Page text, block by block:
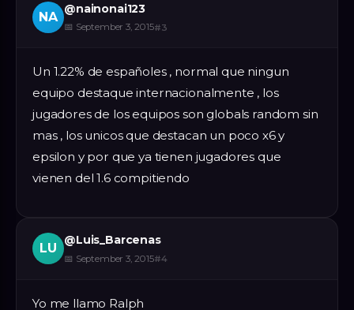
NA
@nainonai123
📅 September 3, 2015#3
Un 1.22% de españoles , normal que ningun
equipo destaque internacionalmente , los
jugadores de los equipos son globals random sin
mas , los unicos que destacan un poco x6 y
epsilon y por que ya tienen jugadores que
vienen del 1.6 compitiendo
LU
@Luis_Barcenas
📅 September 3, 2015#4
Yo me llamo Ralph